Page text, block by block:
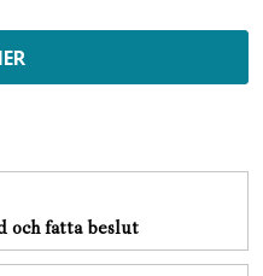
och fatta beslut